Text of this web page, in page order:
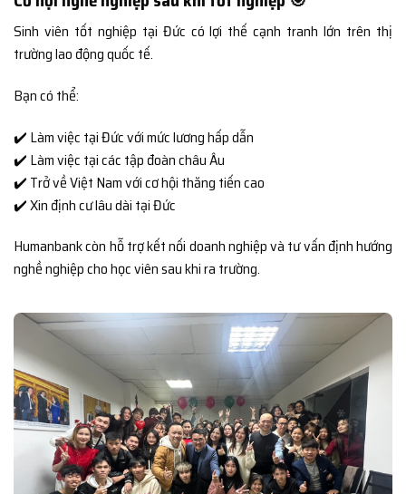
Sinh viên tốt nghiệp tại Đức có lợi thế cạnh tranh lớn trên thị
trường lao động quốc tế.
Bạn có thể:
✔️ Làm việc tại Đức với mức lương hấp dẫn
✔️ Làm việc tại các tập đoàn châu Âu
✔️ Trở về Việt Nam với cơ hội thăng tiến cao
✔️ Xin định cư lâu dài tại Đức
Humanbank còn hỗ trợ kết nối doanh nghiệp và tư vấn định hướng
nghề nghiệp cho học viên sau khi ra trường.